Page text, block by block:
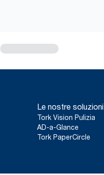
Le nostre soluzioni
Tork Vision Pulizia
AD-a-Glance
Tork PaperCircle